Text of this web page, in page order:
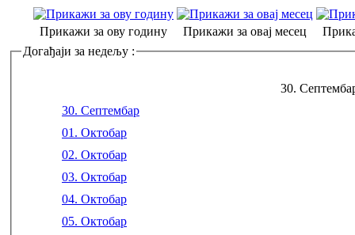
Прикажи за ову годину Прикажи за овај месец
Догађаји за недељу :
30.
30. Септембар
01. Октобар
02. Октобар
03. Октобар
04. Октобар
05. Октобар